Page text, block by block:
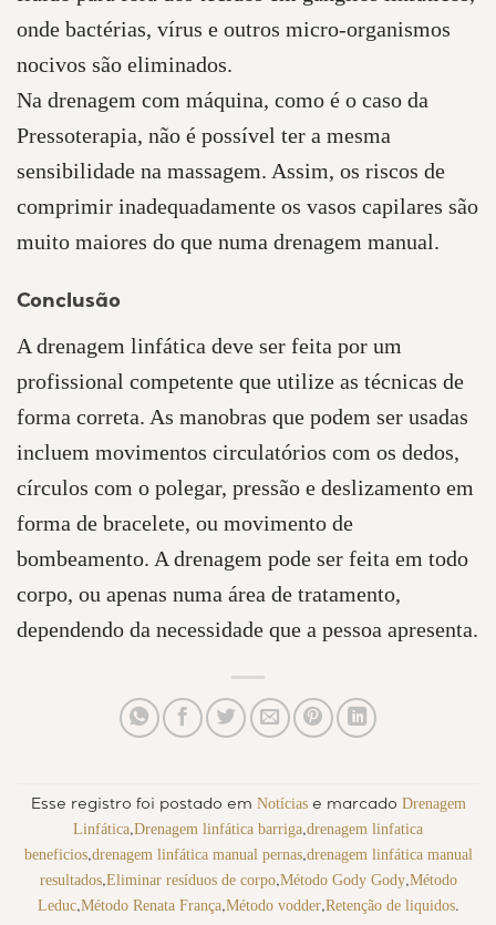
onde bactérias, vírus e outros micro-organismos
nocivos são eliminados.
Na drenagem com máquina, como é o caso da
Pressoterapia, não é possível ter a mesma
sensibilidade na massagem. Assim, os riscos de
comprimir inadequadamente os vasos capilares são
muito maiores do que numa drenagem manual.
Conclusão
A drenagem linfática deve ser feita por um
profissional competente que utilize as técnicas de
forma correta. As manobras que podem ser usadas
incluem movimentos circulatórios com os dedos,
círculos com o polegar, pressão e deslizamento em
forma de bracelete, ou movimento de
bombeamento. A drenagem pode ser feita em todo
corpo, ou apenas numa área de tratamento,
dependendo da necessidade que a pessoa apresenta.
Esse registro foi postado em Notíciase marcado Drenagem
Linfática,Drenagem linfática barriga,drenagem linfatica
beneficios,drenagem linfática manual pernas,drenagem linfática manual
resultados,Eliminar resíduos de corpo,Método Gody Gody,Método
Leduc,Método Renata França,Método vodder,Retenção de liquidos.